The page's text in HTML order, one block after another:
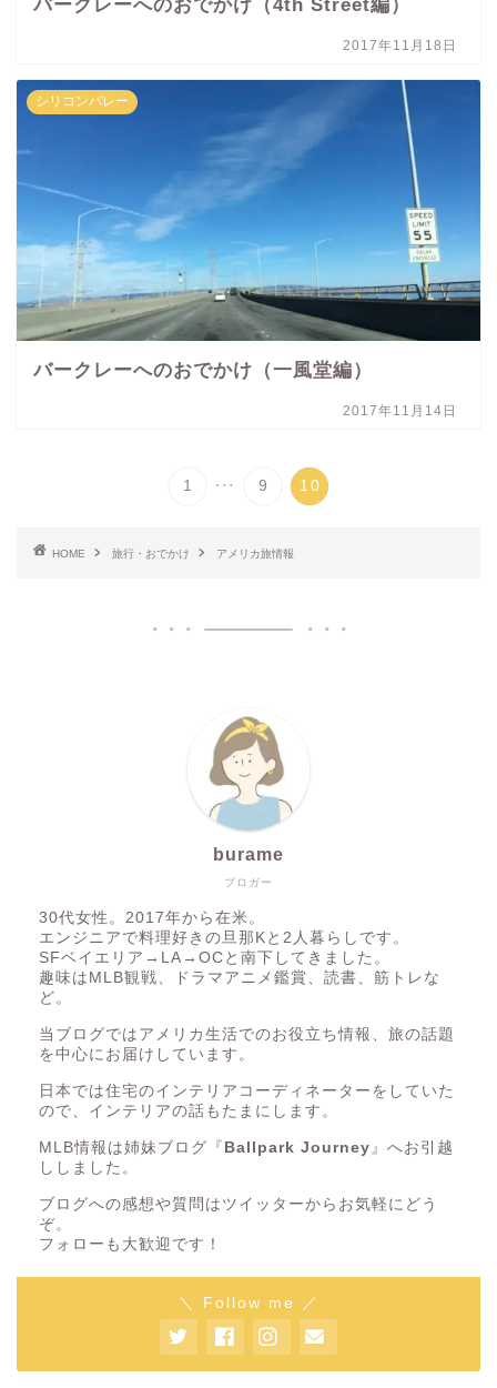
バークレーへのおでかけ（4th Street編）
2017年11月18日
シリコンバレー
バークレーへのおでかけ（一風堂編）
2017年11月14日
1 ... 9 10
HOME 旅行・おでかけ アメリカ旅情報
ブロガー
burame
30代女性。2017年から在米。
エンジニアで料理好きの旦那Kと2人暮らしです。
SFベイエリア→LA→OCと南下してきました。
趣味はMLB観戦、ドラマアニメ鑑賞、読書、筋トレな
ど。
当ブログではアメリカ生活でのお役立ち情報、旅の話題
を中心にお届けしています。
日本では住宅のインテリアコーディネーターをしていた
ので、インテリアの話もたまにします。
MLB情報は姉妹ブログ『 Ballpark Journey 』へお引越
ししました。
ブログへの感想や質問はツイッターからお気軽にどう
ぞ。
フォローも大歓迎です！
＼ Follow me ／